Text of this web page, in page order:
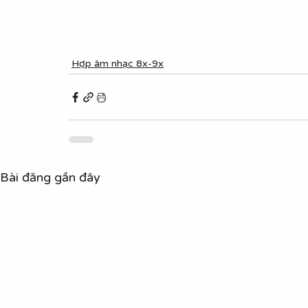
Hợp âm nhạc 8x-9x
Bài đăng gần đây